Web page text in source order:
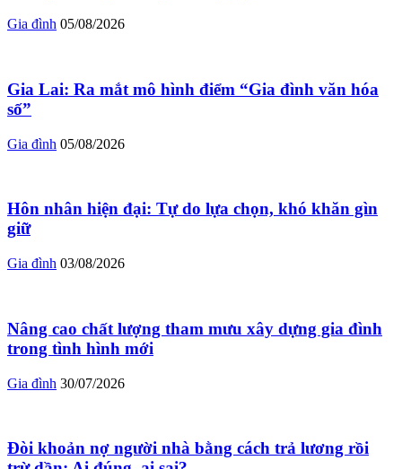
Gia đình 05/08/2026
Gia Lai: Ra mắt mô hình điểm “Gia đình văn hóa
số”
Gia đình 05/08/2026
Hôn nhân hiện đại: Tự do lựa chọn, khó khăn gìn
giữ
Gia đình 03/08/2026
Nâng cao chất lượng tham mưu xây dựng gia đình
trong tình hình mới
Gia đình 30/07/2026
Đòi khoản nợ người nhà bằng cách trả lương rồi